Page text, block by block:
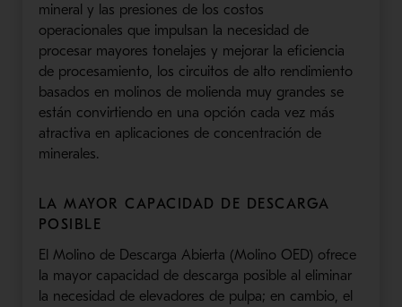
mineral y las presiones de los costos
operacionales que impulsan la necesidad de
procesar mayores tonelajes y mejorar la eficiencia
de procesamiento, los circuitos de alto rendimiento
basados ​​en molinos de molienda muy grandes se
están convirtiendo en una opción cada vez más
atractiva en aplicaciones de concentración de
minerales.
LA MAYOR CAPACIDAD DE DESCARGA
POSIBLE
El Molino de Descarga Abierta (Molino OED) ofrece
la mayor capacidad de descarga posible al eliminar
la necesidad de elevadores de pulpa; en cambio, el